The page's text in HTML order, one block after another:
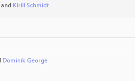
and Kirill Schmidt
Dominik George